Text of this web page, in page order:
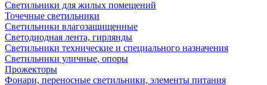
Светильники для жилых помещений
Точечные светильники
Светильники влагозащищенные
Светодиодная лента, гирлянды
Светильники технические и специального назначения
Светильники уличные, опоры
Прожекторы
Фонари, переносные светильники, элементы питания